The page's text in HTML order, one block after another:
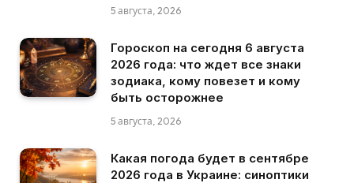
5 августа, 2026
Гороскоп на сегодня 6 августа
2026 года: что ждет все знаки
зодиака, кому повезет и кому
быть осторожнее
5 августа, 2026
Какая погода будет в сентябре
2026 года в Украине: синоптики